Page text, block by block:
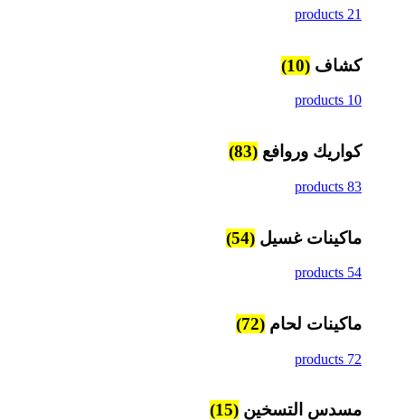
21 products
كشاف (10)
10 products
كواريك وروافع (83)
83 products
ماكينات غسيل (54)
54 products
ماكينات لحام (72)
72 products
مسدس التسخين (15)